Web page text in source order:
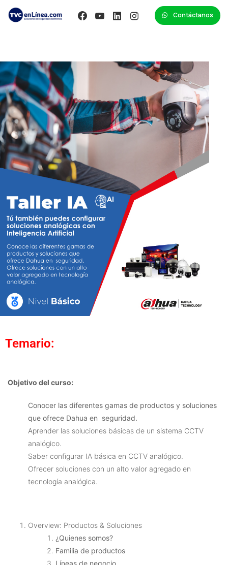
Contáctanos
Temario:
Objetivo del curso:
Conocer las diferentes gamas de productos y soluciones
que ofrece Dahua en seguridad.
Aprender las soluciones básicas de un sistema CCTV
analógico.
Saber configurar IA básica en CCTV analógico.
Ofrecer soluciones con un alto valor agregado en
tecnología analógica.
Overview: Productos & Soluciones
¿Quienes somos?
Familia de productos
Líneas de negocio